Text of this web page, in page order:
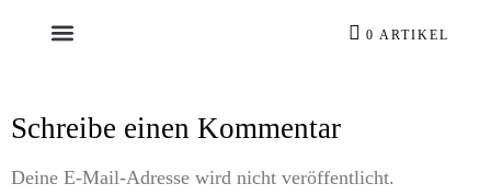
0 ARTIKEL
Schreibe einen Kommentar
Deine E-Mail-Adresse wird nicht veröffentlicht.